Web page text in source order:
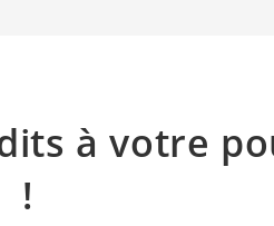
à votre
!